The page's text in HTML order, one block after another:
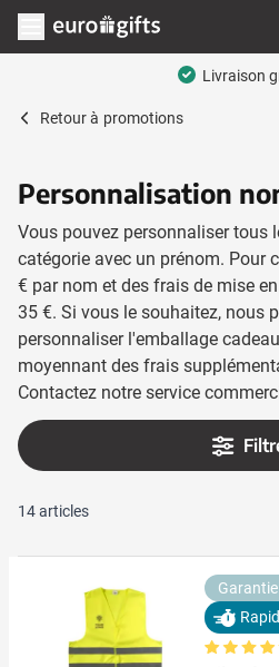
Aller au contenu
Ouvrir le menu
Livraison
Retour à promotions
Personnalisation
Vous pouvez personnaliser tous
catégorie avec un prénom. Pour
€ par nom et des frais de mise
35 €. Si vous le souhaitez, nous
personnaliser l'emballage
moyennant des frais
Contactez notre service
14articles